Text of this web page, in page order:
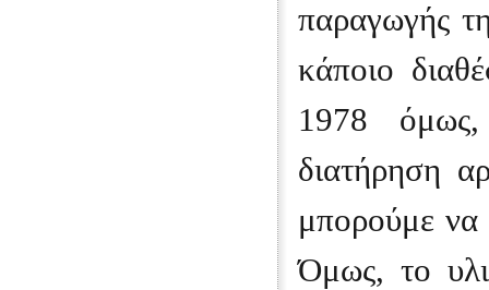
παραγωγής
κάποιο
1978 όμως,
διατήρηση
μπορούμε να
Όμως, το